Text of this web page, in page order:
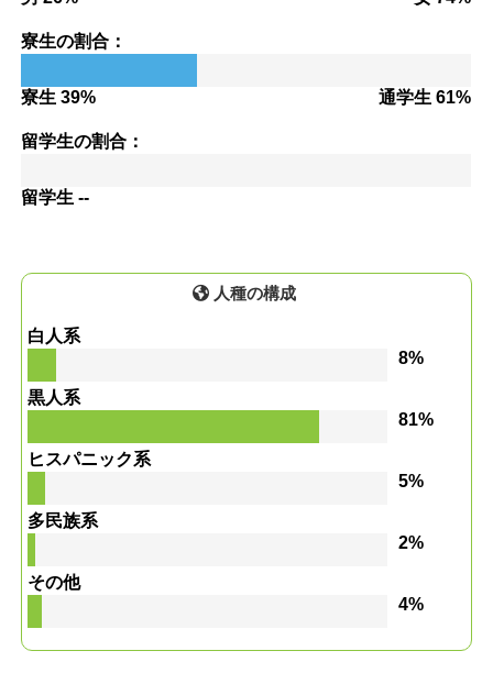
寮生の割合：
寮生 39% 通学生 61%
留学生の割合：
留学生 --
人種の構成
白人系
8%
黒人系
81%
ヒスパニック系
5%
多民族系
2%
その他
4%